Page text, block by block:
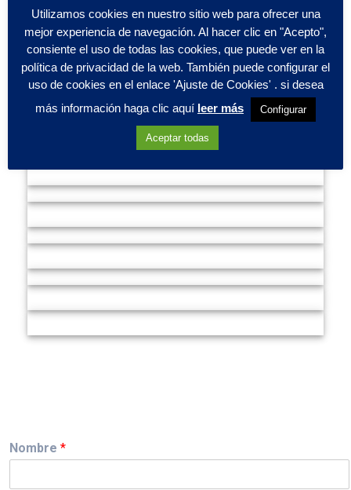
Proyecto + Vida Cardioprotege La Feria De Málaga 2025
Con 12 Desfibriladores
Proyecto + Vida cardioprotege la Feria de Málaga 2025 con
12 desfibriladores Un año más,
CARDIOPROTEGEMOS TU EVENTO
Nombre *
Utilizamos cookies en nuestro sitio web para ofrecer una
mejor experiencia de navegación. Al hacer clic en "Acepto",
consiente el uso de todas las cookies, que puede ver en la
política de privacidad de la web. También puede configurar el
uso de cookies en el enlace 'Ajuste de Cookies' . si desea
más información haga clic aquí leer más Configurar
Aceptar todas